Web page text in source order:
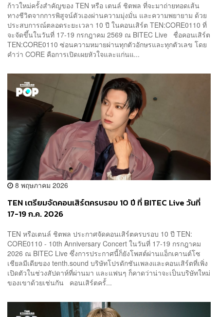
ก้าวใหม่ครั้งสำคัญของ TEN หรือ เตนล์ ชิตพล ที่จะมาถ่ายทอดเส้น
ทางชีวิตจากการพิสูจน์ตัวเองผ่านความมุ่งมั่น และความพยายาม ด้วย
ประสบการณ์ตลอดระยะเวลา 10 ปี ในคอนเสิร์ต TEN:CORE0110 ที่
จะจัดขึ้นในวันที่ 17-19 กรกฎาคม 2569 ณ BITEC Live ชื่อคอนเสิร์ต
TEN:CORE0110 ซ่อนความหมายผ่านทุกตัวอักษรและทุกตัวเลข โดย
คำว่า CORE คือการเปิดเผยหัวใจและแก่นแ...
8 พฤษภาคม 2026
TEN เตรียมจัดคอนเสิร์ตครบรอบ 10 ปี ที่ BITEC Live วันที่
17-19 ก.ค. 2026
TEN หรือเตนล์ ชิตพล ประกาศจัดคอนเสิร์ตครบรอบ 10 ปี TEN:
CORE0110 - 10th Anniversary Concert ในวันที่ 17-19 กรกฎาคม
2026 ณ BITEC Live ซึ่งการประกาศนี้ก็ยังโพสต์ผ่านแอ็กเคานต์โซ
เชียลมีเดียของ tenth.sound บริษัทโปรดักชันเพลงและคอนเสิร์ตที่เพิ่ง
เปิดตัวในช่วงสัปดาห์ที่ผ่านมา และแฟนๆ ก็คาดว่าน่าจะเป็นบริษัทใหม่
ของเขาด้วยเช่นกัน คอนเสิร์ตครั้...